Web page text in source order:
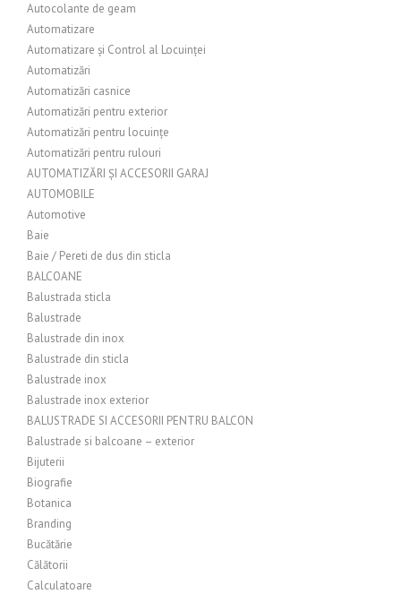
Autocolante de geam
Automatizare
Automatizare și Control al Locuinței
Automatizări
Automatizări casnice
Automatizări pentru exterior
Automatizări pentru locuințe
Automatizări pentru rulouri
AUTOMATIZĂRI ȘI ACCESORII GARAJ
AUTOMOBILE
Automotive
Baie
Baie / Pereti de dus din sticla
BALCOANE
Balustrada sticla
Balustrade
Balustrade din inox
Balustrade din sticla
Balustrade inox
Balustrade inox exterior
BALUSTRADE SI ACCESORII PENTRU BALCON
Balustrade si balcoane – exterior
Bijuterii
Biografie
Botanica
Branding
Bucătărie
Călătorii
Calculatoare